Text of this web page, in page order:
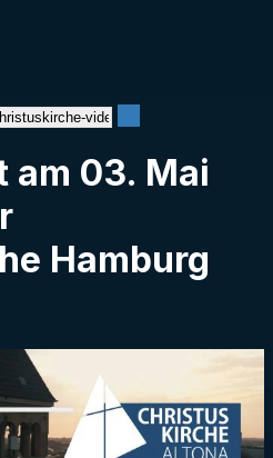
am 03. Mai
Hamburg